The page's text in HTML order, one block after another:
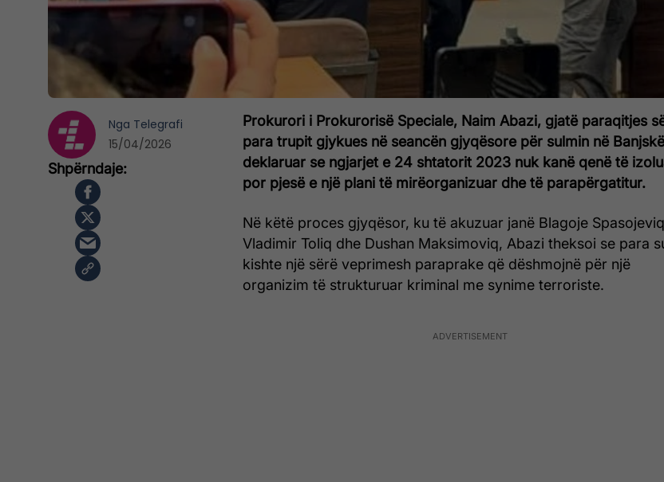
Prokurori i Prokurorisë Speciale, Naim Abazi, gjatë paraqitjes
para trupit gjykues në seancën gjyqësore për sulmin në
deklaruar se ngjarjet e 24 shtatorit 2023 nuk kanë qenë të
por pjesë e një plani të mirëorganizuar dhe të parapërgatitur.
Në këtë proces gjyqësor, ku të akuzuar janë Blagoje
Vladimir Toliq dhe Dushan Maksimoviq, Abazi theksoi se para
kishte një sërë veprimesh paraprake që dëshmojnë për një
organizim të strukturuar kriminal me synime terroriste.
Nga Telegrafi
15/04/2026